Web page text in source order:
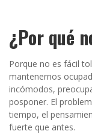
¿Por qué
Porque no es fácil
mantenernos
incómodos,
posponer. El
tiempo, el
fuerte que antes.